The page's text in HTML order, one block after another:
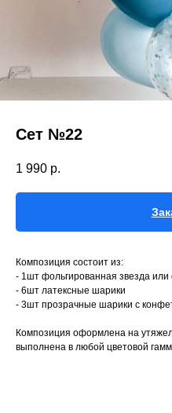
Сет №22
1 990 р.
Композиция состоит из:
- 1шт фольгированная звезда или
- 6шт латексные шарики
- 3шт прозрачные шарики с
Композиция оформлена на
выполнена в любой цветовой